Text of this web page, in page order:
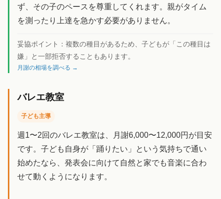
ず、その子のペースを尊重してくれます。親がタイム
を測ったり上達を急かす必要がありません。
妥協ポイント： 複数の種目があるため、子どもが「この種目は
嫌」と一部拒否することもあります。
月謝の相場を調べる →
バレエ教室
子ども主導
週1〜2回のバレエ教室は、月謝6,000〜12,000円が目安
です。子ども自身が「踊りたい」という気持ちで通い
始めたなら、発表会に向けて自然と家でも音楽に合わ
せて動くようになります。